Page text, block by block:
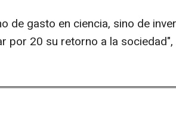
de gasto en ciencia, sino de
por 20 su retorno a la sociedad",